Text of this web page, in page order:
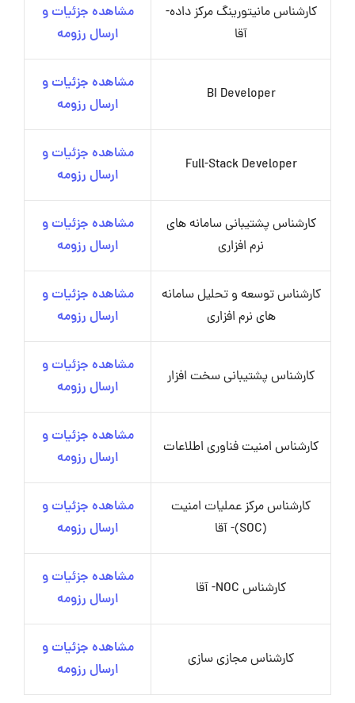
کارشناس مانیتورینگ مرکز داده-
آقا
مشاهده جزئیات و
ارسال رزومه
BI Developer
مشاهده جزئیات و
ارسال رزومه
Full-Stack Developer
مشاهده جزئیات و
ارسال رزومه
کارشناس پشتیبانی سامانه های
نرم افزاری
مشاهده جزئیات و
ارسال رزومه
کارشناس توسعه و تحلیل سامانه
های نرم افزاری
مشاهده جزئیات و
ارسال رزومه
کارشناس پشتیبانی سخت افزار
مشاهده جزئیات و
ارسال رزومه
کارشناس امنیت فناوری اطلاعات
مشاهده جزئیات و
ارسال رزومه
کارشناس مرکز عملیات امنیت
(SOC)- آقا
مشاهده جزئیات و
ارسال رزومه
کارشناس NOC- آقا
مشاهده جزئیات و
ارسال رزومه
کارشناس مجازی سازی
مشاهده جزئیات و
ارسال رزومه